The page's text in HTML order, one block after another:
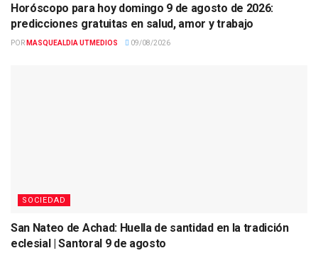
Horóscopo para hoy domingo 9 de agosto de 2026:
predicciones gratuitas en salud, amor y trabajo
POR MASQUEALDIA UTMEDIOS 09/08/2026
SOCIEDAD
San Nateo de Achad: Huella de santidad en la tradición
eclesial | Santoral 9 de agosto